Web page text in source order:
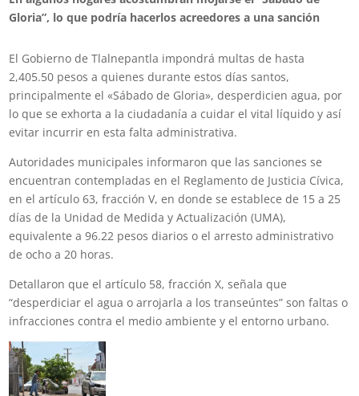
Gloria”, lo que podría hacerlos acreedores a una sanción
El Gobierno de Tlalnepantla impondrá multas de hasta
2,405.50 pesos a quienes durante estos días santos,
principalmente el «Sábado de Gloria», desperdicien agua, por
lo que se exhorta a la ciudadanía a cuidar el vital líquido y así
evitar incurrir en esta falta administrativa.
Autoridades municipales informaron que las sanciones se
encuentran contempladas en el Reglamento de Justicia Cívica,
en el artículo 63, fracción V, en donde se establece de 15 a 25
días de la Unidad de Medida y Actualización (UMA),
equivalente a 96.22 pesos diarios o el arresto administrativo
de ocho a 20 horas.
Detallaron que el artículo 58, fracción X, señala que
“desperdiciar el agua o arrojarla a los transeúntes” son faltas o
infracciones contra el medio ambiente y el entorno urbano.